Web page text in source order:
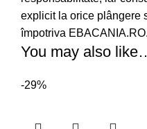
explicit la orice plângere
împotriva EBACANIA.RO.
You may also
-29%